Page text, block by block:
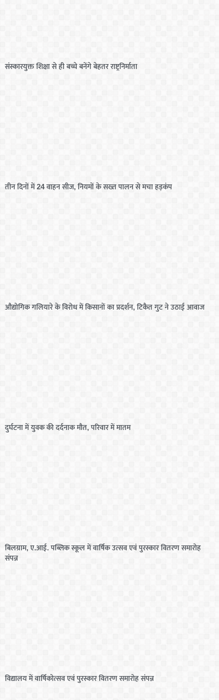
संस्कारयुक्त शिक्षा से ही बच्चे बनेंगे बेहतर राष्ट्रनिर्माता
तीन दिनों में 24 वाहन सीज, नियमों के सख्त पालन से मचा हड़कंप
औद्योगिक गलियारे के विरोध में किसानों का प्रदर्शन, टिकैत गुट ने उठाई आवाज
दुर्घटना में युवक की दर्दनाक मौत, परिवार में मातम
बिलग्राम, ए.आई. पब्लिक स्कूल में वार्षिक उत्सव एवं पुरस्कार वितरण समारोह
संपन्न
विद्यालय में वार्षिकोत्सव एवं पुरस्कार वितरण समारोह संपन्न